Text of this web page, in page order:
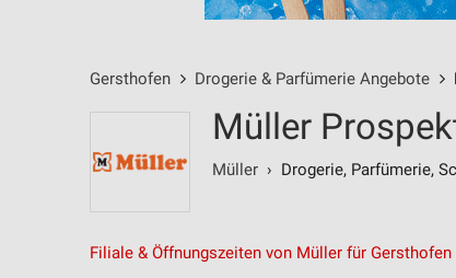
Gersthofen Drogerie & Parfümerie Angebote
Müller
Müller › Drogerie, Parfümerie,
Filiale & Öffnungszeiten von Müller für Gersthofen